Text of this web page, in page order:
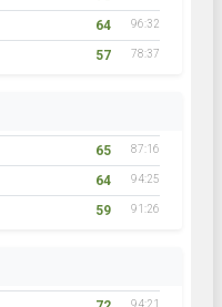
64 96:32
57 78:37
65 87:16
64 94:25
59 91:26
94:21